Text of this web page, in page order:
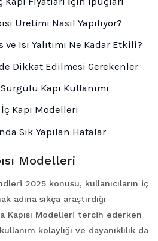
Üretimi Nasıl Yapılıyor?
ve Isı Yalıtımı Ne Kadar Etkili?
Dikkat Edilmesi Gerekenler
Kapı Kullanımı
Kapı Modelleri
Sık Yapılan Hatalar
Modelleri
2025 konusu, kullanıcıların iç
adına sıkça araştırdığı
Kapısı Modelleri tercih ederken
kolaylığı ve dayanıklılık da